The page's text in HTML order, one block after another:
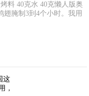
料 40克水 40克懒人版奥
腌制3到4个小时。我用